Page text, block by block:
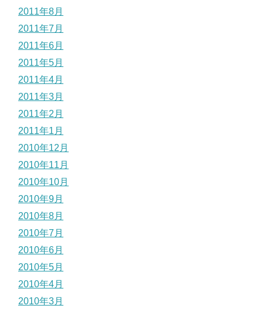
2011年8月
2011年7月
2011年6月
2011年5月
2011年4月
2011年3月
2011年2月
2011年1月
2010年12月
2010年11月
2010年10月
2010年9月
2010年8月
2010年7月
2010年6月
2010年5月
2010年4月
2010年3月